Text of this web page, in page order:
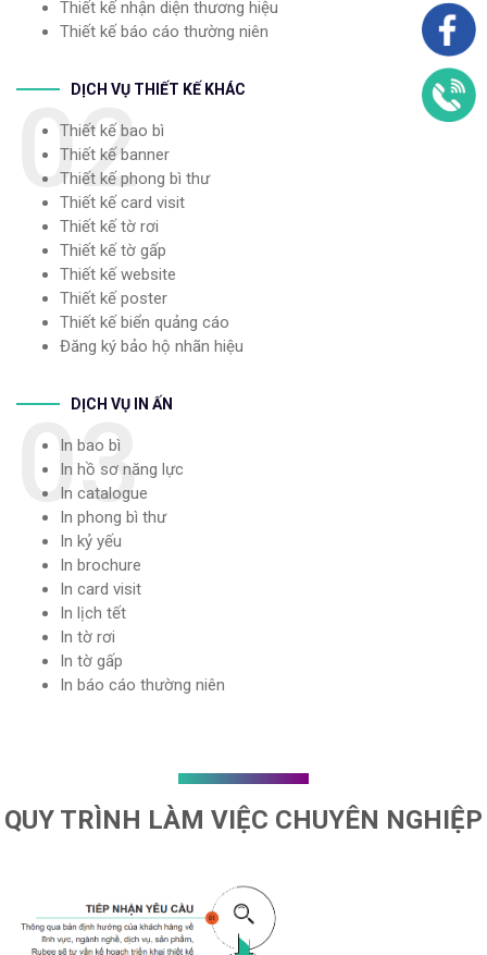
Thiết kế nhận diện thương hiệu
Thiết kế báo cáo thường niên
DỊCH VỤ THIẾT KẾ KHÁC
Thiết kế bao bì
Thiết kế banner
Thiết kế phong bì thư
Thiết kế card visit
Thiết kế tờ rơi
Thiết kế tờ gấp
Thiết kế website
Thiết kế poster
Thiết kế biển quảng cáo
Đăng ký bảo hộ nhãn hiệu
02
DỊCH VỤ IN ẤN
In bao bì
In hồ sơ năng lực
In catalogue
In phong bì thư
In kỷ yếu
In brochure
In card visit
In lịch tết
In tờ rơi
In tờ gấp
In báo cáo thường niên
03
QUY TRÌNH LÀM VIỆC CHUYÊN NGHIỆP